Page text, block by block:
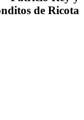
de Ricota